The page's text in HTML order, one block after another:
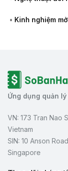
• Kinh nghiệm
Ứng dụng quản
VN: 173 Tran Nao
Vietnam
SIN: 10 Anson
Singapore